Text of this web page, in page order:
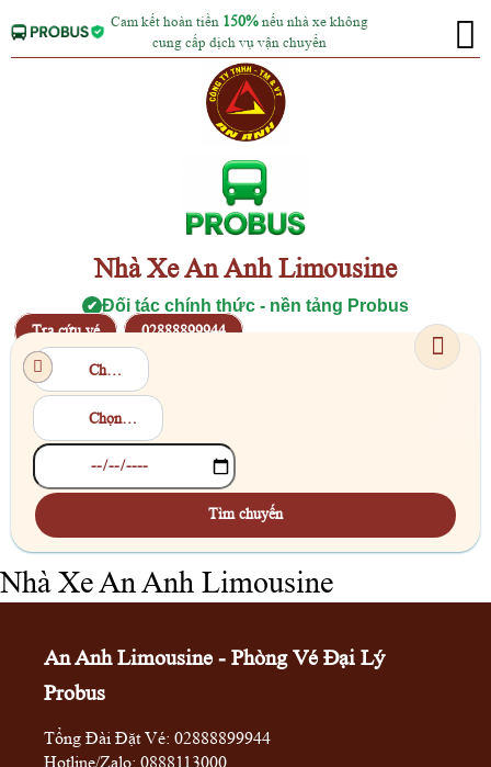
Cam kết hoàn tiền 150% nếu nhà xe không
cung cấp dịch vụ vận chuyển
Nhà Xe An Anh Limousine
✔ Đối tác chính thức - nền tảng Probus
Tra cứu vé 02888899944
Chọn điểm đi
Chọn điểm đến
Tìm chuyến
Nhà Xe An Anh Limousine
An Anh Limousine - Phòng Vé Đại Lý
Probus
Tổng Đài Đặt Vé:02888899944
Hotline/Zalo:0888113000